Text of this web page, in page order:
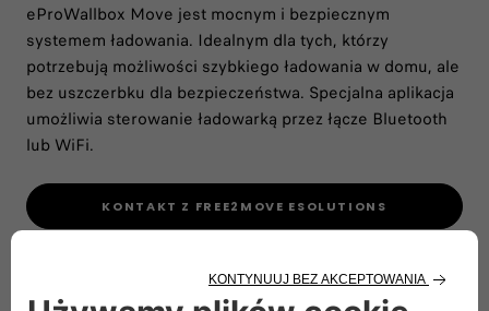
eProWallbox Move jest mocnym i bezpiecznym
systemem ładowania. Idealnym dla tych, którzy
potrzebują możliwości szybkiego ładowania w domu, ale
bez uszczerbku dla bezpieczeństwa. Specjalna aplikacja
umożliwia sterowanie ładowarką przez łącze Bluetooth
lub WiFi.
KONTAKT Z FREE2MOVE ESOLUTIONS